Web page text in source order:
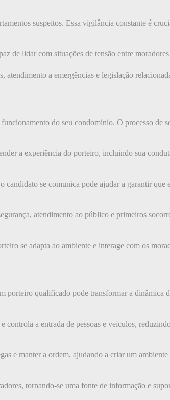
suspeitos. Essa vigilância constante é
de lidar com situações de tensão entre
a emergências e legislação
do seu condomínio. O processo de
a experiência do porteiro, incluindo sua
candidato se comunica pode ajudar a garantir que
atendimento ao público e primeiros
se adapta ao ambiente e interage com os
porteiro qualificado pode transformar a dinâmica
a entrada de pessoas e veículos,
e manter a ordem, ajudando a criar um
tornando-se uma fonte de informação e